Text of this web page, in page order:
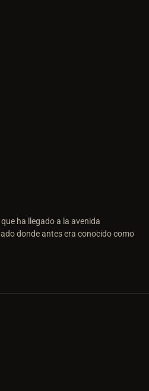
ha llegado a la avenida
donde antes era conocido como